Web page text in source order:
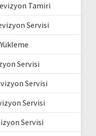
Tamiri
Servisi
Servisi
Servisi
Servisi
Servisi